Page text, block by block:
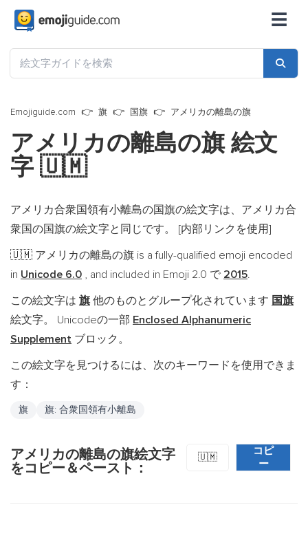
☰
Emojiguide.com 旗 国旗 アメリカの離島の旗
アメリカの離島の旗 絵文
字 🇺🇲
アメリカ合衆国領有小離島の国旗の絵文字は、アメリカ合
衆国の国旗の絵文字と同じです。 [内部リンクを使用]
🇺🇲 アメリカの離島の旗 is a fully-qualified emoji encoded
in Unicode 6.0 , and included in Emoji 2.0 で 2015.
この絵文字は 旗 他のものとグループ化されています 国旗
絵文字。 Unicodeの一部 Enclosed Alphanumeric
Supplement ブロック。
この絵文字を見つけるには、次のキーワードを使用できま
す：
旗 旗: 合衆国領有小離島
アメリカの離島の旗絵文字
をコピー＆ペースト：
🇺🇲
コピ
ー